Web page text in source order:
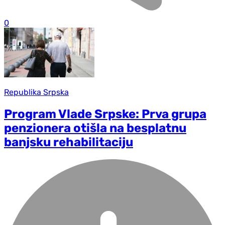
0
Republika Srpska
Program Vlade Srpske: Prva grupa
penzionera otišla na besplatnu
banjsku rehabilitaciju